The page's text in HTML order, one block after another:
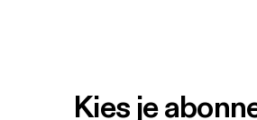
Kies je